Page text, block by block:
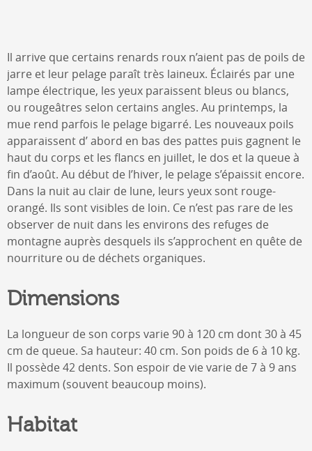
Il arrive que certains renards roux n’aient pas de poils de
jarre et leur pelage paraît très laineux. Éclairés par une
lampe électrique, les yeux paraissent bleus ou blancs,
ou rougeâtres selon certains angles. Au printemps, la
mue rend parfois le pelage bigarré. Les nouveaux poils
apparaissent d’ abord en bas des pattes puis gagnent le
haut du corps et les flancs en juillet, le dos et la queue à
fin d’août. Au début de l’hiver, le pelage s’épaissit encore.
Dans la nuit au clair de lune, leurs yeux sont rouge-
orangé. Ils sont visibles de loin. Ce n’est pas rare de les
observer de nuit dans les environs des refuges de
montagne auprès desquels ils s’approchent en quête de
nourriture ou de déchets organiques.
Dimensions
La longueur de son corps varie 90 à 120 cm dont 30 à 45
cm de queue. Sa hauteur: 40 cm. Son poids de 6 à 10 kg.
Il possède 42 dents. Son espoir de vie varie de 7 à 9 ans
maximum (souvent beaucoup moins).
Habitat